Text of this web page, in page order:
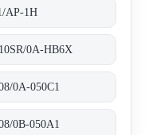
AP-1H
0A-HB6X
0A-050C1
0B-050A1